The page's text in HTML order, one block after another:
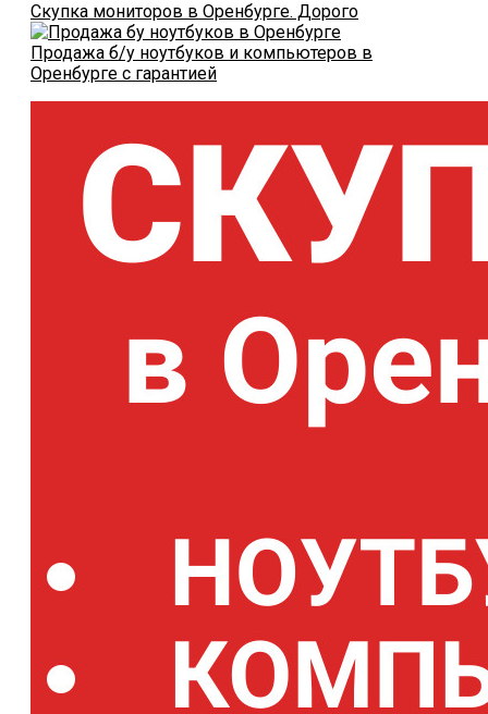
Скупка мониторов в Оренбурге. Дорого
Продажа б/у ноутбуков и компьютеров в
Оренбурге с гарантией